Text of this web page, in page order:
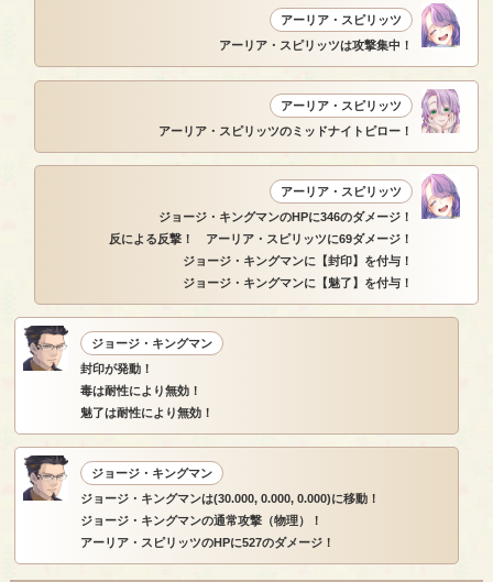
アーリア・スピリッツ
アーリア・スピリッツは攻撃集中！
アーリア・スピリッツ
アーリア・スピリッツのミッドナイトピロー！
アーリア・スピリッツ
ジョージ・キングマンのHPに346のダメージ！
反による反撃！ アーリア・スピリッツに69ダメージ！
ジョージ・キングマンに【封印】を付与！
ジョージ・キングマンに【魅了】を付与！
ジョージ・キングマン
封印が発動！
毒は耐性により無効！
魅了は耐性により無効！
ジョージ・キングマン
ジョージ・キングマンは(30.000, 0.000, 0.000)に移動！
ジョージ・キングマンの通常攻撃（物理）！
アーリア・スピリッツのHPに527のダメージ！